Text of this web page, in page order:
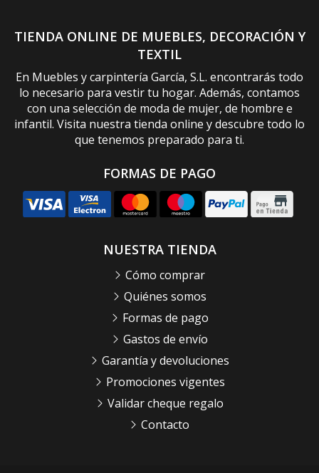
TIENDA ONLINE DE MUEBLES, DECORACIÓN Y
TEXTIL
En Muebles y carpintería García, S.L. encontrarás todo
lo necesario para vestir tu hogar. Además, contamos
con una selección de moda de mujer, de hombre e
infantil. Visita nuestra tienda online y descubre todo lo
que tenemos preparado para ti.
FORMAS DE PAGO
NUESTRA TIENDA
Cómo comprar
Quiénes somos
Formas de pago
Gastos de envío
Garantía y devoluciones
Promociones vigentes
Validar cheque regalo
Contacto